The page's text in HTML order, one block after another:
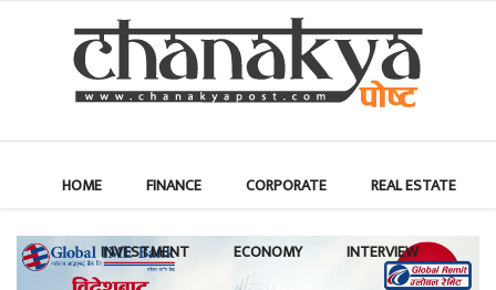
HOME FINANCE CORPORATE REAL ESTATE
INVESTMENT ECONOMY INTERVIEW